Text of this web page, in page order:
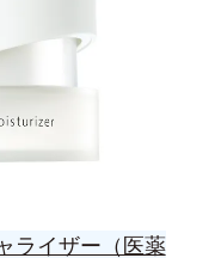
ライザー（医薬